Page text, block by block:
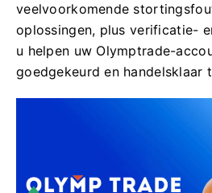
veelvoorkomende
oplossingen, plus verificatie-
u helpen uw Olymptrade-
goedgekeurd en handelsklaar